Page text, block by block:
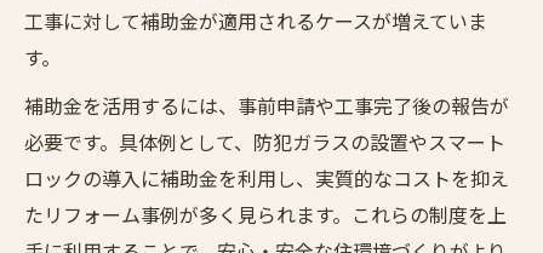
工事に対して補助金が適用されるケースが増えていま
す。
補助金を活用するには、事前申請や工事完了後の報告が
必要です。具体例として、防犯ガラスの設置やスマート
ロックの導入に補助金を利用し、実質的なコストを抑え
たリフォーム事例が多く見られます。これらの制度を上